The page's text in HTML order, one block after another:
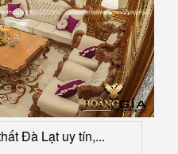
Đà Lạt uy tín,...